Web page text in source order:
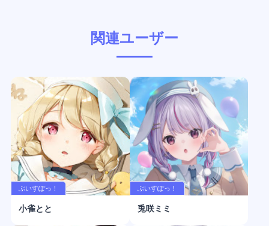
関連ユーザー
ぶいすぽっ！
小雀とと
ぶいすぽっ！
兎咲ミミ